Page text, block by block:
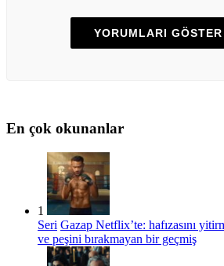
YORUMLARI
En çok okunanlar
1
Seri Gazap Netflix’te: hafızasını
ve peşini bırakmayan bir geçmiş